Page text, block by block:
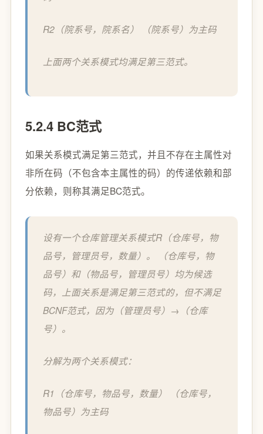
R2（院系号，院系名） （院系号）为主码
上面两个关系模式均满足第三范式。
5.2.4 BC范式
如果关系模式满足第三范式，并且不存在主属性对
非所在码（不包含本主属性的码）的传递依赖和部
分依赖，则称其满足BC范式。
设有一个仓库管理关系模式R（仓库号，物
品号，管理员号，数量）。 （仓库号，物
品号）和（物品号，管理员号）均为候选
码，上面关系是满足第三范式的，但不满足
BCNF范式，因为（管理员号）→（仓库
号）。
分解为两个关系模式：
R1（仓库号，物品号，数量） （仓库号，
物品号）为主码